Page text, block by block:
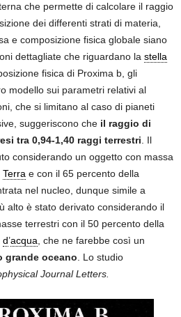
che permette di calcolare il raggio
dei differenti strati di materia,
e composizione fisica globale siano
dettagliate che riguardano la stella
fisica di Proxima b, gli
modello sui parametri relativi al
che si limitano al caso di pianeti
suggeriscono che il raggio di
tra 0,94-1,40 raggi terrestri . Il
considerando un oggetto con massa
Terra e con il 65 percento della
nel nucleo, dunque simile a
alto è stato derivato considerando il
terrestri con il 50 percento della
d’acqua , che ne farebbe così un
grande oceano . Lo studio
Journal Letters.